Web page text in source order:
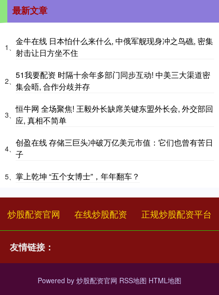
最新文章
1、
金牛在线 日本怕什么来什么, 中俄军舰现身冲之鸟礁, 密集
射击让日方坐不住
2、
51我要配资 时隔十余年多部门同步互动! 中美三大渠道密
集会晤, 合作分歧并存
3、
恒牛网 全场聚焦! 王毅外长缺席关键东盟外长会, 外交部回
应, 真相不简单
4、
创盈在线 存储三巨头冲破万亿美元市值：它们也曾有苦日
子
5、 掌上乾坤 “五个女博士”，年年翻车？
炒股配资官网 在线炒股配资 正规炒股配资平台
友情链接：
Powered by 炒股配资官网 RSS地图 HTML地图